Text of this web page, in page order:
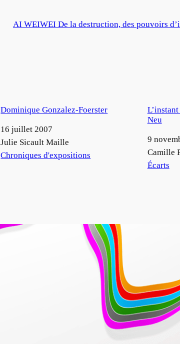
AI WEIWEI De la destruction, des pouvoirs
Dominique Gonzalez-Foerster
Date
16 juillet 2007
Auteur
Julie Sicault Maille
Par rapport à
Chroniques d'expositions
Neu
Date
9
Auteur
Camille
Par
Écarts